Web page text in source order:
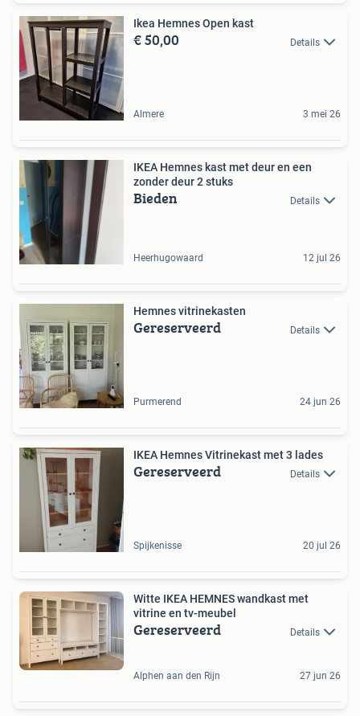
Ikea Hemnes Open kast
€ 50,00 Details
Almere 3 mei 26
IKEA Hemnes kast met deur en een
zonder deur 2 stuks
Bieden Details
Heerhugowaard 12 jul 26
Hemnes vitrinekasten
Gereserveerd Details
Purmerend 24 jun 26
IKEA Hemnes Vitrinekast met 3 lades
Gereserveerd Details
Spijkenisse 20 jul 26
Witte IKEA HEMNES wandkast met
vitrine en tv-meubel
Gereserveerd Details
Alphen aan den Rijn 27 jun 26